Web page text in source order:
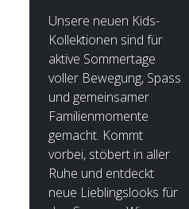
Unsere neuen Kids-
Kollektionen sind für
aktive Sommertage
voller Bewegung, Spass
und gemeinsamer
Familienmomente
gemacht. Kommt
vorbei, stöbert in aller
Ruhe und entdeckt
neue Lieblingslooks für